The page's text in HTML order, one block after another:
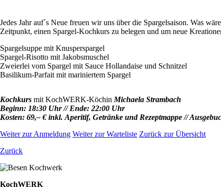
Jedes Jahr auf´s Neue freuen wir uns über die Spargelsaison. Was
Zeitpunkt, einen Spargel-Kochkurs zu belegen und um neue
Spargelsuppe mit Knusperspargel
Spargel-Risotto mit Jakobsmuschel
Zweierlei vom Spargel mit Sauce Hollandaise und Schnitzel
Basilikum-Parfait mit mariniertem Spargel
Kochkurs mit KochWERK-Köchin Michaela Strambach
Beginn: 18:30 Uhr // Ende: 22:00 Uhr
Kosten: 69,– € inkl. Aperitif, Getränke und Rezeptmappe //
Weiter zur Anmeldung Weiter zur Warteliste Zurück zur Übersicht
Zurück
KochWERK